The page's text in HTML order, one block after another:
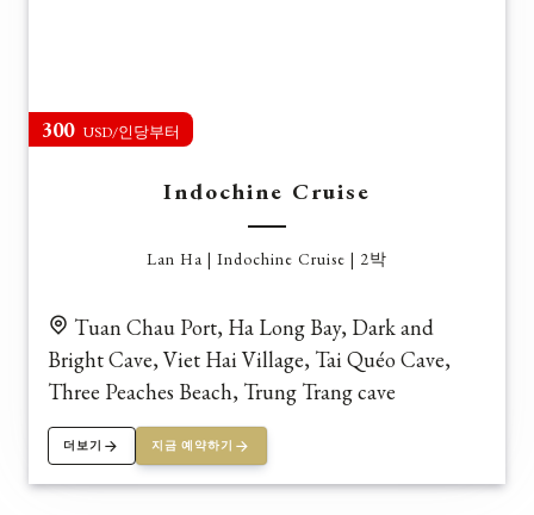
300 USD/인당부터
Indochine Cruise
Lan Ha | Indochine Cruise | 2박
Tuan Chau Port, Ha Long Bay, Dark and
Bright Cave, Viet Hai Village, Tai Quéo Cave,
Three Peaches Beach, Trung Trang cave
더보기 지금 예약하기